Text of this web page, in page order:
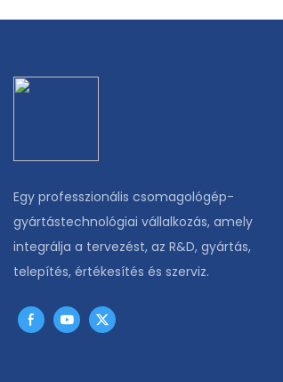
Egy professzionális csomagológép-
gyártástechnológiai vállalkozás, amely
integrálja a tervezést, az R&D, gyártás,
telepítés, értékesítés és szerviz.